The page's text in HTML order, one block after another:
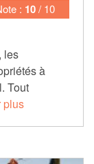
: 10/ 10
les
à
Tout
plus